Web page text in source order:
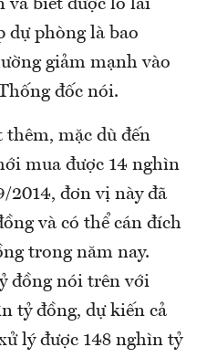
và biết được lỗ lãi
dự phòng là bao
giảm mạnh vào
đốc nói.
mặc dù đến
mua được 14 nghìn
2014, đơn vị này đã
và có thể cán đích
trong năm nay.
đồng nói trên với
tỷ đồng, dự kiến cả
lý được 148 nghìn tỷ